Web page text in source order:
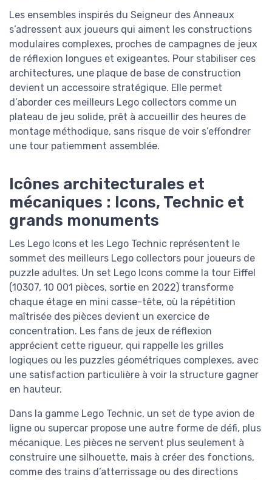
Les ensembles inspirés du Seigneur des Anneaux
s’adressent aux joueurs qui aiment les constructions
modulaires complexes, proches de campagnes de jeux
de réflexion longues et exigeantes. Pour stabiliser ces
architectures, une plaque de base de construction
devient un accessoire stratégique. Elle permet
d’aborder ces meilleurs Lego collectors comme un
plateau de jeu solide, prêt à accueillir des heures de
montage méthodique, sans risque de voir s’effondrer
une tour patiemment assemblée.
Icônes architecturales et
mécaniques : Icons, Technic et
grands monuments
Les Lego Icons et les Lego Technic représentent le
sommet des meilleurs Lego collectors pour joueurs de
puzzle adultes. Un set Lego Icons comme la tour Eiffel
(10307, 10 001 pièces, sortie en 2022) transforme
chaque étage en mini casse-tête, où la répétition
maîtrisée des pièces devient un exercice de
concentration. Les fans de jeux de réflexion
apprécient cette rigueur, qui rappelle les grilles
logiques ou les puzzles géométriques complexes, avec
une satisfaction particulière à voir la structure gagner
en hauteur.
Dans la gamme Lego Technic, un set de type avion de
ligne ou supercar propose une autre forme de défi, plus
mécanique. Les pièces ne servent plus seulement à
construire une silhouette, mais à créer des fonctions,
comme des trains d’atterrissage ou des directions